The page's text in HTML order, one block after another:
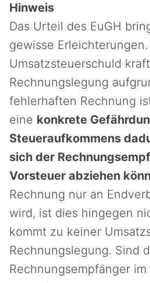
Hinweis
Das Urteil des EuGH
gewisse
Umsatzsteuerschuld kraft
Rechnungslegung
fehlerhaften Rechnung
eine konkrete
Steueraufkommens
sich der
Vorsteuer abziehen
Rechnung nur an
wird, ist dies hingegen
kommt zu keiner
Rechnungslegung. Sind
Rechnungsempfänger